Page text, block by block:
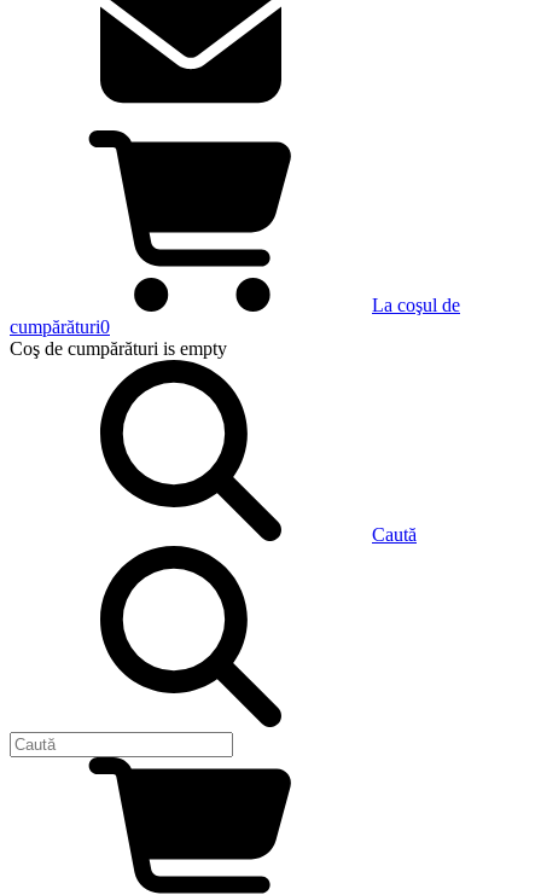
La coşul de
cumpărături0
Coş de cumpărături is empty
Caută